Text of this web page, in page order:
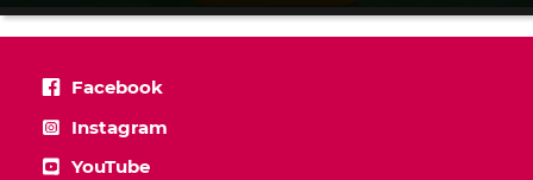
Facebook
Instagram
YouTube